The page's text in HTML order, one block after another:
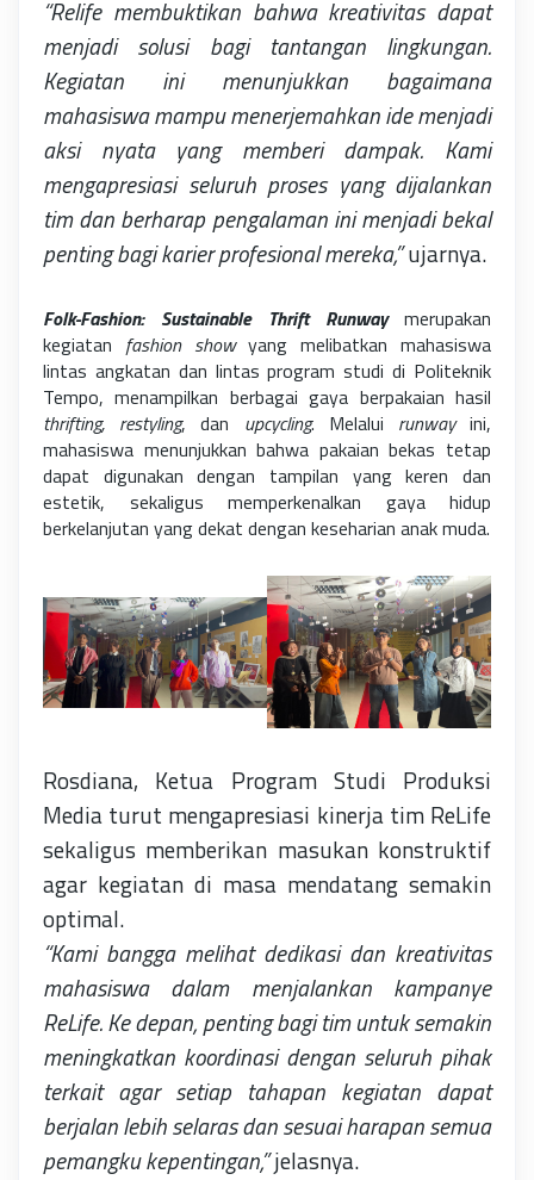
“Relife membuktikan bahwa kreativitas dapat
menjadi solusi bagi tantangan lingkungan.
Kegiatan ini menunjukkan bagaimana
mahasiswa mampu menerjemahkan ide menjadi
aksi nyata yang memberi dampak. Kami
mengapresiasi seluruh proses yang dijalankan
tim dan berharap pengalaman ini menjadi bekal
penting bagi karier profesional mereka,”ujarnya.
Folk-Fashion: Sustainable Thrift Runway merupakan
kegiatan fashion showyang melibatkan mahasiswa
lintas angkatan dan lintas program studi di Politeknik
Tempo, menampilkan berbagai gaya berpakaian hasil
thrifting, restyling, dan upcycling. Melalui runwayini,
mahasiswa menunjukkan bahwa pakaian bekas tetap
dapat digunakan dengan tampilan yangkeren dan
estetik, sekaligus memperkenalkan gaya hidup
berkelanjutan yang dekat dengan keseharian anak muda.
Rosdiana, Ketua Program Studi Produksi
Media turut mengapresiasi kinerja tim ReLife
sekaligus memberikan masukan konstruktif
agar kegiatan di masa mendatang semakin
optimal.
“Kami bangga melihat dedikasi dan kreativitas
mahasiswa dalam menjalankan kampanye
ReLife. Ke depan, penting bagi tim untuk semakin
meningkatkan koordinasi dengan seluruh pihak
terkait agar setiap tahapan kegiatan dapat
berjalan lebih selaras dan sesuai harapan semua
pemangku kepentingan,”jelasnya.